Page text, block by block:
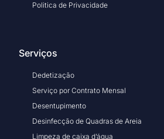
Politica de Privacidade
Serviços
Dedetização
Serviço por Contrato Mensal
Desentupimento
Desinfecção de Quadras de Areia
Limpeza de caixa d’água